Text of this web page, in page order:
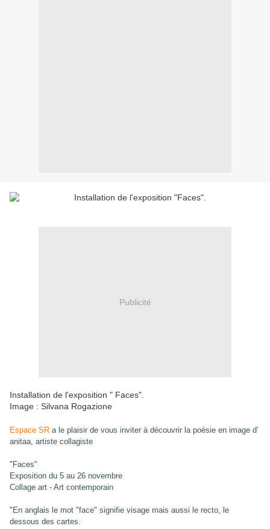
Publicité
Installation de l'exposition " Faces".
Image : Silvana Rogazione
Espace SR a le plaisir de vous inviter à découvrir la poésie en image d'
anitaa, artiste collagiste
"Faces"
Exposition du 5 au 26 novembre
Collage art - Art contemporain
"En anglais le mot "face" signifie visage mais aussi le recto, le
dessous des cartes.